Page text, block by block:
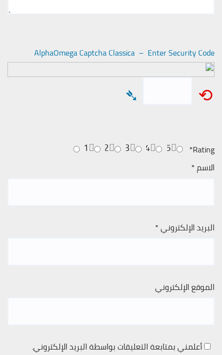
AlphaOmega Captcha Classica – Enter Security Code
⟲
➴
Rating
*
5
4
3
2
1
الاسم*
البريد الإلكتروني*
الموقع الإلكتروني
أعلمني بمتابعة التعليقات بواسطة البريد الإلكتروني.